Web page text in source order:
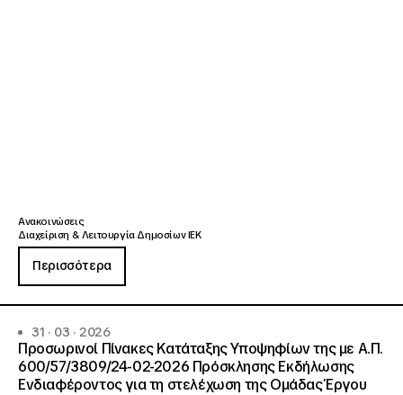
Ανακοινώσεις
Διαχείριση & Λειτουργία Δημοσίων ΙΕΚ
Περισσότερα
31 · 03 · 2026
Προσωρινοί Πίνακες Κατάταξης Υποψηφίων της με Α.Π.
600/57/3809/24-02-2026 Πρόσκλησης Εκδήλωσης
Ενδιαφέροντος για τη στελέχωση της Ομάδας Έργου